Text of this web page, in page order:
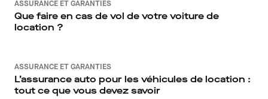
ASSURANCE ET GARANTIES
Que faire en cas de vol de votre voiture de
location ?
ASSURANCE ET GARANTIES
L’assurance auto pour les véhicules de location :
tout ce que vous devez savoir